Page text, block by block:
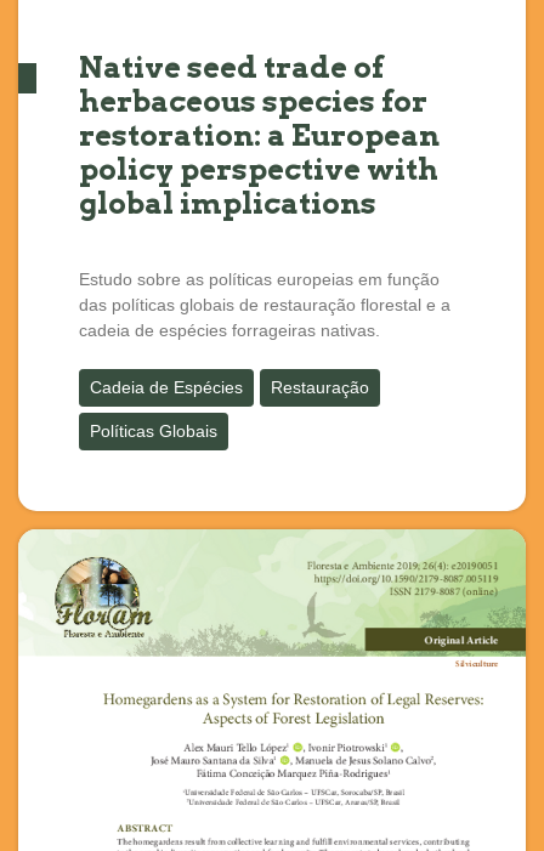
Native seed trade of
herbaceous species for
restoration: a European
policy perspective with
global implications
Estudo sobre as políticas europeias em função
das políticas globais de restauração florestal e a
cadeia de espécies forrageiras nativas.
Cadeia de Espécies Restauração
Políticas Globais